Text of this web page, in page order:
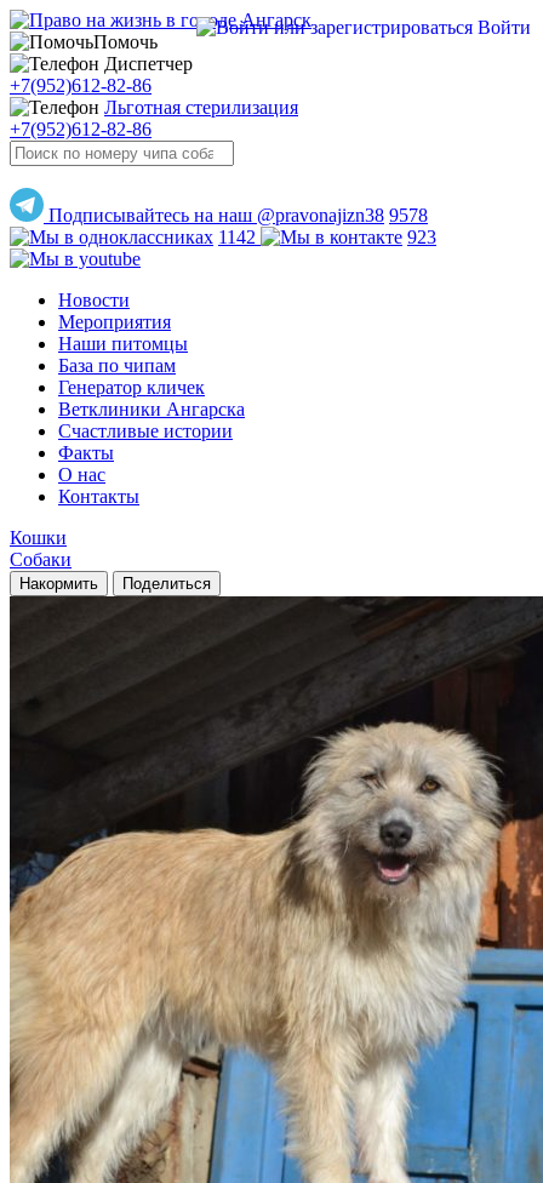
Помочь
Диспетчер
+7(952)612-82-86
Льготная стерилизация
+7(952)612-82-86
Войти
Подписывайтесь на наш @pravonajizn38 9578
1142
923
Новости
Мероприятия
Наши питомцы
База по чипам
Генератор кличек
Ветклиники Ангарска
Счастливые истории
Факты
О нас
Контакты
Кошки
Собаки
Накормить Поделиться